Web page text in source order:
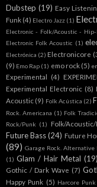
Dubstep (19) Easy
Funk (4) Electro Jazz (1)
Electronic - Folk/Acoustic - Hip-
Electronic Folk Acoustic (1)
Electrónica (2) Electronicore
(9) Emo Rap (1) emo rock (5)
Experimental (4)
Experimental Electronic (8)
Acoustic (9) Folk Acústica (2)
Rock. Americana (1) Folk
Rock/Punk (1) Folk/Acoustic/
Future Bass (24) Future
(89) Garage Rock. Alternative
(1) Glam / Hair Metal (19)
Gothic / Dark Wave (7)
Happy Punk (5) Harcore Punk